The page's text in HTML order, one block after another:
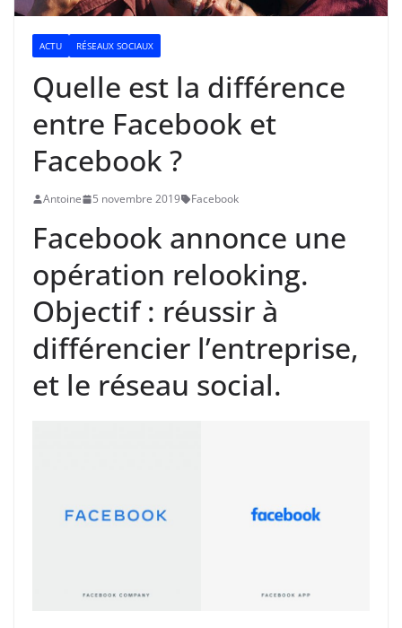
ACTU RÉSEAUX SOCIAUX
Quelle est la différence
entre Facebook et
Facebook ?
Antoine 5 novembre 2019 Facebook
Facebook annonce une
opération relooking.
Objectif : réussir à
différencier l’entreprise,
et le réseau social.